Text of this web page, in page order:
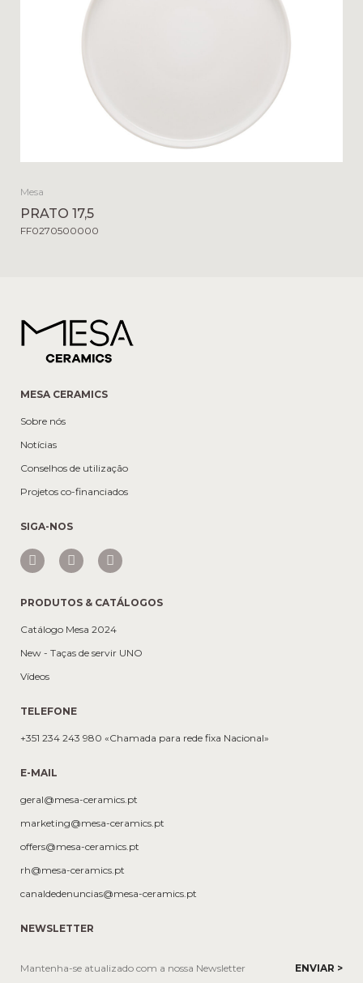
Mesa
PRATO 17,5
FF0270500000
MESA CERAMICS
Sobre nós
Notícias
Conselhos de utilização
Projetos co-financiados
SIGA-NOS
PRODUTOS & CATÁLOGOS
Catálogo Mesa 2024
New - Taças de servir UNO
Vídeos
TELEFONE
+351 234 243 980 «Chamada para rede fixa Nacional»
E-MAIL
geral@mesa-ceramics.pt
marketing@mesa-ceramics.pt
offers@mesa-ceramics.pt
rh@mesa-ceramics.pt
canaldedenuncias@mesa-ceramics.pt
NEWSLETTER